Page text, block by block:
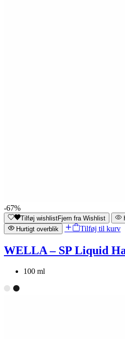
-67%
Tilføj wishlistFjern fra Wishlist
Hurtigt overblik
Tilføj til kurv
WELLA – SP Liquid
100 ml